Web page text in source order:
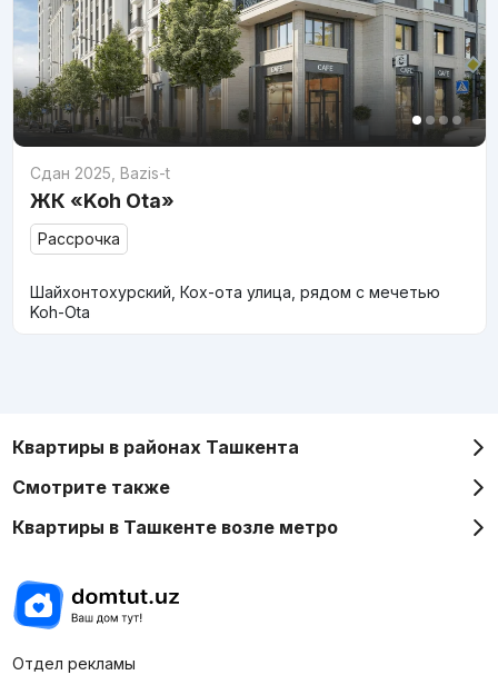
Сдан 2025 Bazis-t
ЖК «Koh Ota»
Рассрочка
Шайхонтохурский, Кох-ота улица, рядом с мечетью
Koh-Ota
Квартиры в районах Ташкента
Смотрите также
Квартиры в Ташкенте возле метро
Отдел рекламы